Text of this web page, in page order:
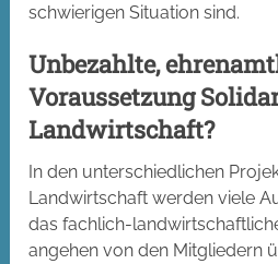
schwierigen Situation sind.
Unbezahlte,
Voraussetzung
Landwirtschaft?
In den unterschiedlichen
Landwirtschaft werden viele
das fachlich-
angehen von den Mitgliedern